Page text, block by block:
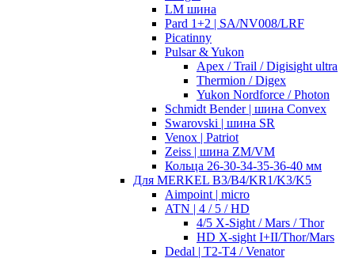
LM шина
Pard 1+2 | SA/NV008/LRF
Picatinny
Pulsar & Yukon
Apex / Trail / Digisight ultra
Thermion / Digex
Yukon Nordforce / Photon
Schmidt Bender | шина Convex
Swarovski | шина SR
Venox | Patriot
Zeiss | шина ZM/VM
Кольца 26-30-34-35-36-40 мм
Для MERKEL B3/B4/KR1/K3/K5
Aimpoint | micro
ATN | 4 / 5 / HD
4/5 X-Sight / Mars / Thor
HD X-sight I+II/Thor/Mars
Dedal | T2-T4 / Venator